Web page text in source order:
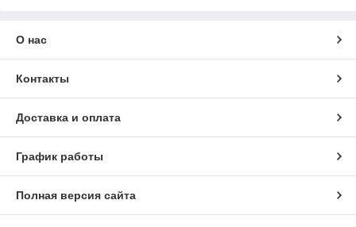
О нас
Контакты
Доставка и оплата
График работы
Полная версия сайта